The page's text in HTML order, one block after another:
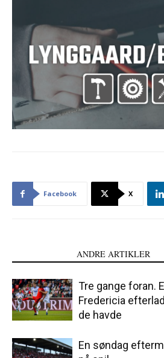
Facebook X
ANDRE ARTIKLER
Tre gange foran.
Fredericia
de havde
En søndag